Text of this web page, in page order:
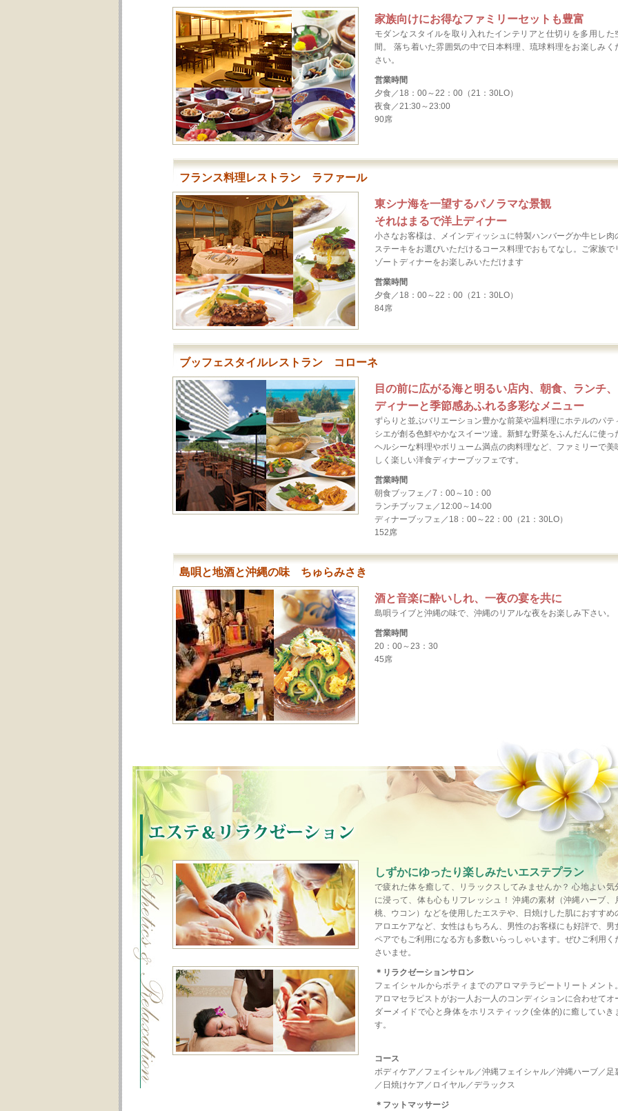
家族向けにお得なファミリーセットも豊富
モダンなスタイルを取り入れたインテリアと仕切りを多用した
間。 落ち着いた雰囲気の中で日本料理、琉球料理をお楽しみく
さい。
営業時間
夕食／18：00～22：00（21：30LO）
夜食／21:30～23:00
90席
フランス料理レストラン ラファール
東シナ海を一望するパノラマな景観
それはまるで洋上ディナー
小さなお客様は、メインディッシュに特製ハンバーグか牛ヒレ肉
ステーキをお選びいただけるコース料理でおもてなし。ご家族で
ゾートディナーをお楽しみいただけます
営業時間
夕食／18：00～22：00（21：30LO）
84席
ブッフェスタイルレストラン コローネ
目の前に広がる海と明るい店内、朝食、ランチ、
ディナーと季節感あふれる多彩なメニュー
ずらりと並ぶバリエーション豊かな前菜や温料理にホテルのパテ
シエが創る色鮮やかなスイーツ達。新鮮な野菜をふんだんに使っ
ヘルシーな料理やボリューム満点の肉料理など、ファミリーで美
しく楽しい洋食ディナーブッフェです。
営業時間
朝食ブッフェ／7：00～10：00
ランチブッフェ／12:00～14:00
ディナーブッフェ／18：00～22：00（21：30LO）
152席
島唄と地酒と沖縄の味 ちゅらみさき
酒と音楽に酔いしれ、一夜の宴を共に
島唄ライブと沖縄の味で、沖縄のリアルな夜をお楽しみ下さい。
営業時間
20：00～23：30
45席
しずかにゆったり楽しみたいエステプラン
で疲れた体を癒して、リラックスしてみませんか？ 心地よい気
に浸って、体も心もリフレッシュ！ 沖縄の素材（沖縄ハーブ、
桃、ウコン）などを使用したエステや、日焼けした肌におすすめ
アロエケアなど、女性はもちろん、男性のお客様にも好評で、男
ペアでもご利用になる方も多数いらっしゃいます。ぜひご利用く
さいませ。
＊リラクゼーションサロン
フェイシャルからボティまでのアロマテラピートリートメント
アロマセラピストがお一人お一人のコンディションに合わせてオ
ダーメイドで心と身体をホリスティック(全体的)に癒していき
す。
コース
ボディケア／フェイシャル／沖縄フェイシャル／沖縄ハーブ／足
／日焼けケア／ロイヤル／デラックス
＊フットマッサージ